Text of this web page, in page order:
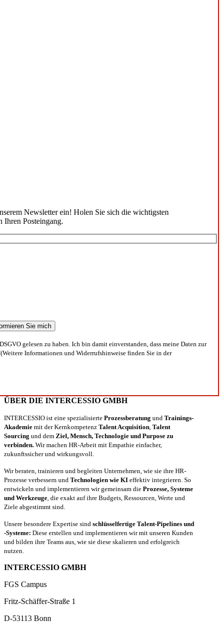
Newsletter ein! Holen Sie sich die wichtigsten
Ihren Posteingang.
gelesen zu haben. Ich bin damit einverstanden, dass meine Daten zur
Informationen und Widerrufshinweise finden Sie in der
ÜBER DIE INTERCESSIO GMBH
INTERCESSIO ist eine spezialisierte Prozessberatung und Trainings-
Akademie mit der Kernkompetenz Talent Acquisition Talent
Sourcing und dem Ziel, Mensch, Technologie und Purpose zu
verbinden. Wir machen HR-Arbeit mit Empathie einfacher,
zukunftssicher und wirkungsvoll.
Wir beraten, trainieren und begleiten Unternehmen, wie sie ihre HR-
Prozesse verbessern und Technologien wie KI effektiv integrieren. So
entwickeln und implementieren wir gemeinsam die Prozesse, Systeme
und Werkzeuge , die exakt auf ihre Budgets, Ressourcen, Werte und
Ziele abgestimmt sind.
Unsere besondere Expertise sind schlüsselfertige Talent-Pipelines und
-Systeme: Diese erstellen und implementieren wir mit unseren Kunden
und bilden ihre Teams aus, wie sie diese skalieren und erfolgreich
nutzen.
INTERCESSIO GMBH
FGS Campus
Fritz-Schäffer-Straße 1
D-53113 Bonn